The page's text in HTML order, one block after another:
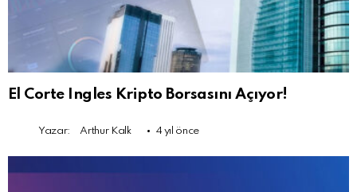
El Corte Ingles Kripto Borsasını Açıyor!
Yazar: Arthur Kalk 4 yıl önce